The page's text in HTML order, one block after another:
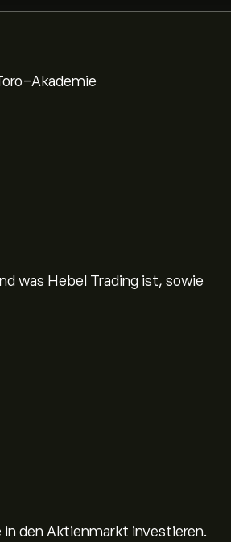
Akademie
was Hebel Trading ist, sowie
den Aktienmarkt investieren.